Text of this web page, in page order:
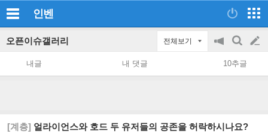
인벤
오픈이슈갤러리 전체보기
공
지
on/off
검
색
글
쓰
내글 내 댓글 10추글
[계층] 얼라이언스와 호드 두 유저들의 공존을 허락하시나요?